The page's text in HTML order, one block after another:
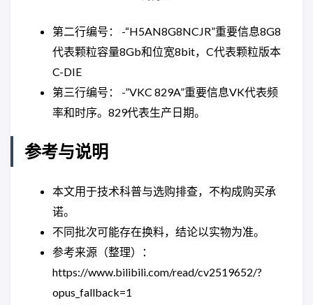
第二行编号： -“H5AN8G8NCJR”重要信息8G8
代表颗粒容量8Gb和位宽8bit，C代表颗粒版本
C-DIE
第三行编号： -”VKC 829A”重要信息VK代表频
率和时序。829代表生产日期。
参考与说明
本文用于技术科普与选购排查，不构成购买承
诺。
不同批次可能存在换料，结论以实物为准。
参考来源（整理）：
https://www.bilibili.com/read/cv2519652/?
opus_fallback=1